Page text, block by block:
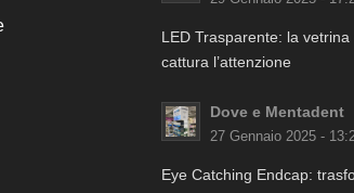
LED Trasparente: la vetrina
cattura l’attenzione
Dove e Mentadent
27 Gennaio 2025 -
Eye Catching Endcap: